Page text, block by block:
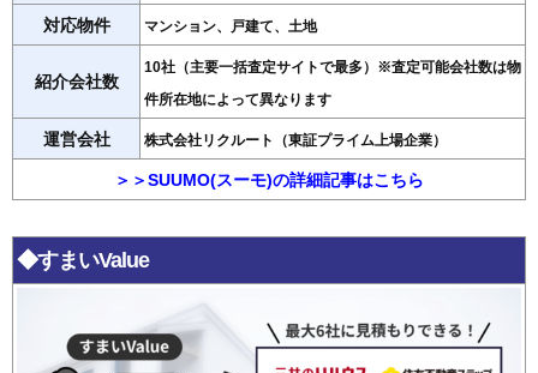
対応物件 マンション、戸建て、土地
紹介会社数
10社（主要一括査定サイトで最多）※査定可能会社数は物
件所在地によって異なります
運営会社 株式会社リクルート（東証プライム上場企業）
＞＞SUUMO(スーモ)の詳細記事はこちら
◆すまいValue